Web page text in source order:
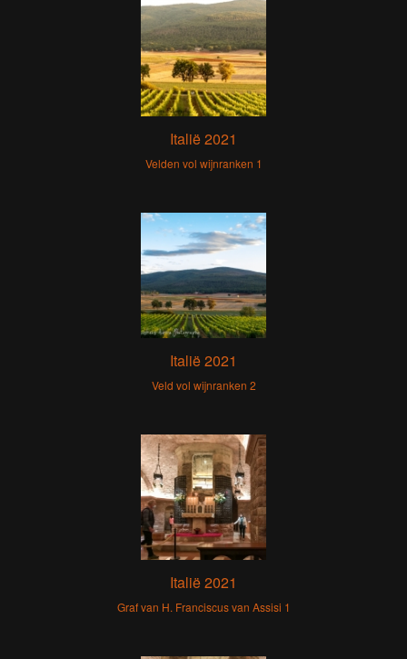
Italië 2021
Velden vol wijnranken 1
Italië 2021
Veld vol wijnranken 2
Italië 2021
Graf van H. Franciscus van Assisi 1